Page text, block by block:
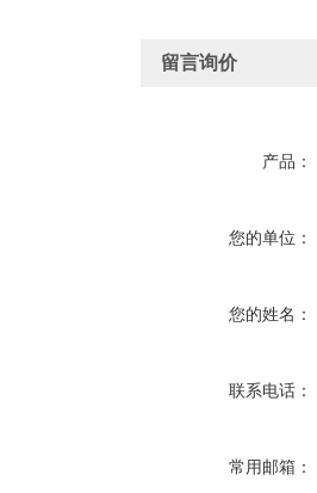
留言询价
产品：
您的单位：
您的姓名：
联系电话：
常用邮箱：